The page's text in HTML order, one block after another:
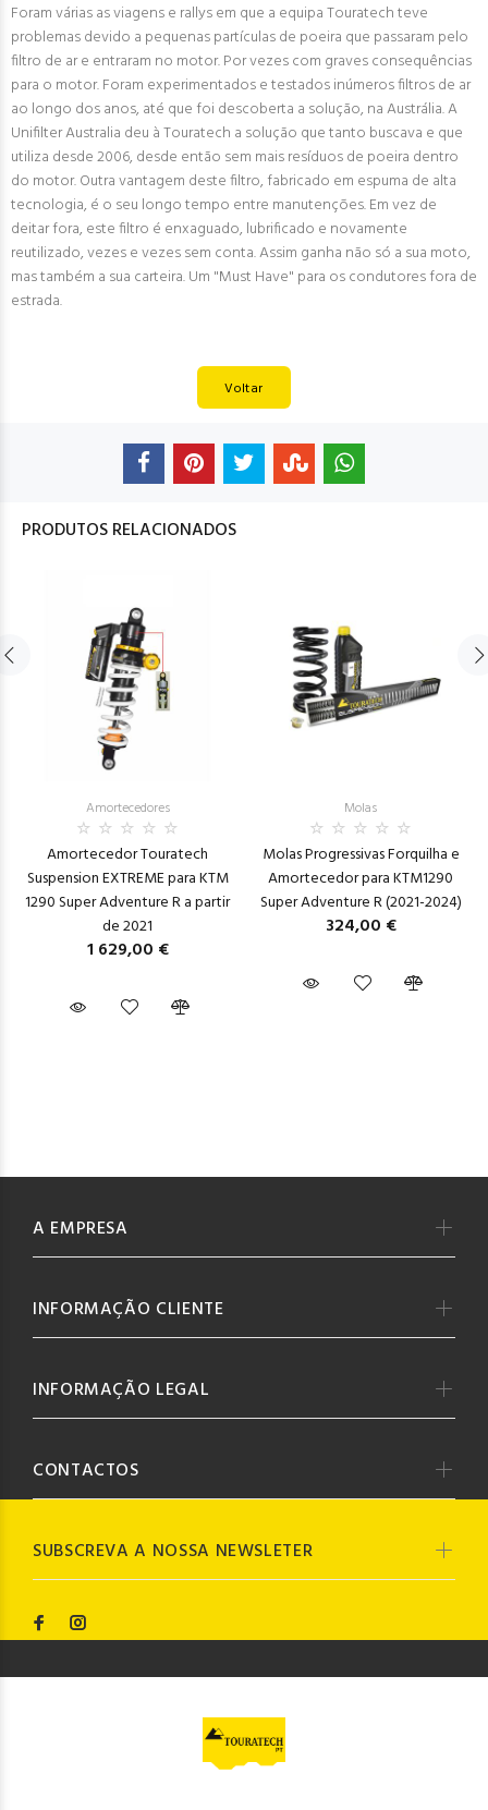
Foram várias as viagens e rallys em que a equipa Touratech teve
problemas devido a pequenas partículas de poeira que passaram pelo
filtro de ar e entraram no motor. Por vezes com graves consequências
para o motor. Foram experimentados e testados inúmeros filtros de ar
ao longo dos anos, até que foi descoberta a solução, na Austrália. A
Unifilter Australia deu à Touratech a solução que tanto buscava e que
utiliza desde 2006, desde então sem mais resíduos de poeira dentro
do motor. Outra vantagem deste filtro, fabricado em espuma de alta
tecnologia, é o seu longo tempo entre manutenções. Em vez de
deitar fora, este filtro é enxaguado, lubrificado e novamente
reutilizado, vezes e vezes sem conta. Assim ganha não só a sua moto,
mas também a sua carteira. Um "Must Have" para os condutores fora de
estrada.
Voltar
PRODUTOS RELACIONADOS
Amortecedores
Amortecedor Touratech
Suspension EXTREME para KTM
1290 Super Adventure R a partir
de 2021
1 629,00 €
Molas
Molas Progressivas Forquilha e
Amortecedor para KTM1290
Super Adventure R (2021-2024)
324,00 €
SUBSCREVA A NOSSA NEWSLETER
A EMPRESA
INFORMAÇÃO CLIENTE
INFORMAÇÃO LEGAL
CONTACTOS